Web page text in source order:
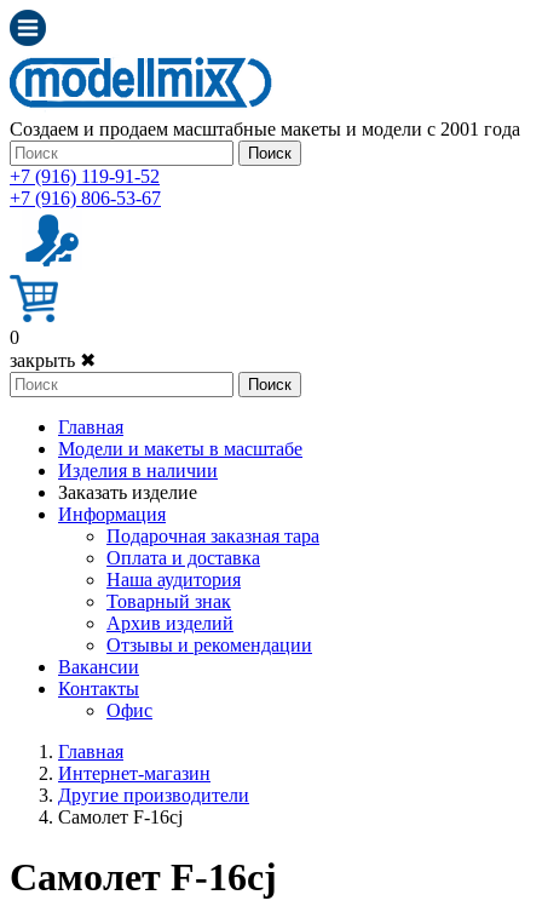
Создаем и продаем масштабные макеты и модели с 2001 года
Поиск
+7 (916) 119-91-52
+7 (916) 806-53-67
0
закрыть ✖
Поиск
Главная
Модели и макеты в масштабе
Изделия в наличии
Заказать изделие
Информация
Подарочная заказная тара
Оплата и доставка
Наша аудитория
Товарный знак
Архив изделий
Отзывы и рекомендации
Вакансии
Контакты
Офис
Главная
Интернет-магазин
Другие производители
Самолет F-16cj
Самолет F-16cj